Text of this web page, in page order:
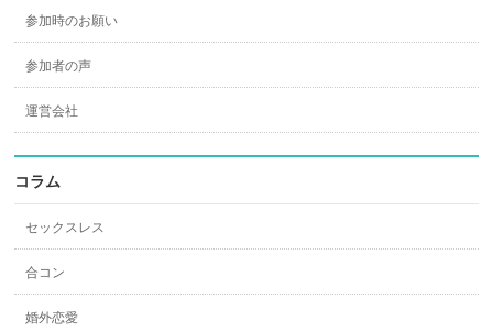
参加時のお願い
参加者の声
運営会社
コラム
セックスレス
合コン
婚外恋愛